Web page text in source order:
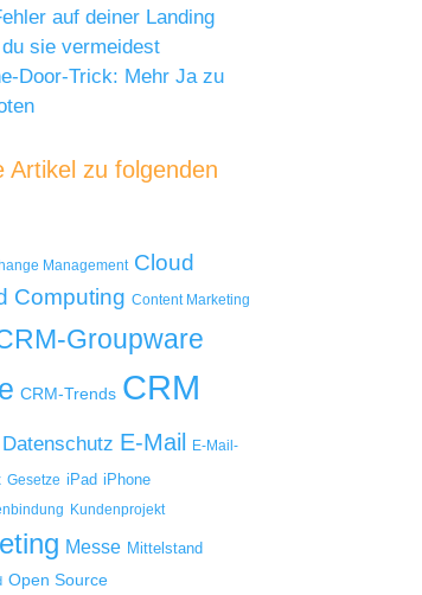
auf deiner Landing
sie vermeidest
Door-Trick: Mehr Ja zu
Artikel zu folgenden
Management Cloud
Computing Content Marketing
Groupware
CRM-Trends CRM
Datenschutz E-Mail E-Mail-
Gesetze iPad iPhone
Kundenprojekt
Messe Mittelstand
Open Source